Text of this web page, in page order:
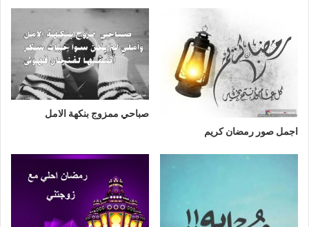
اجمل صور رمضان كريم
صباحي ممزوج بنكهة الامل